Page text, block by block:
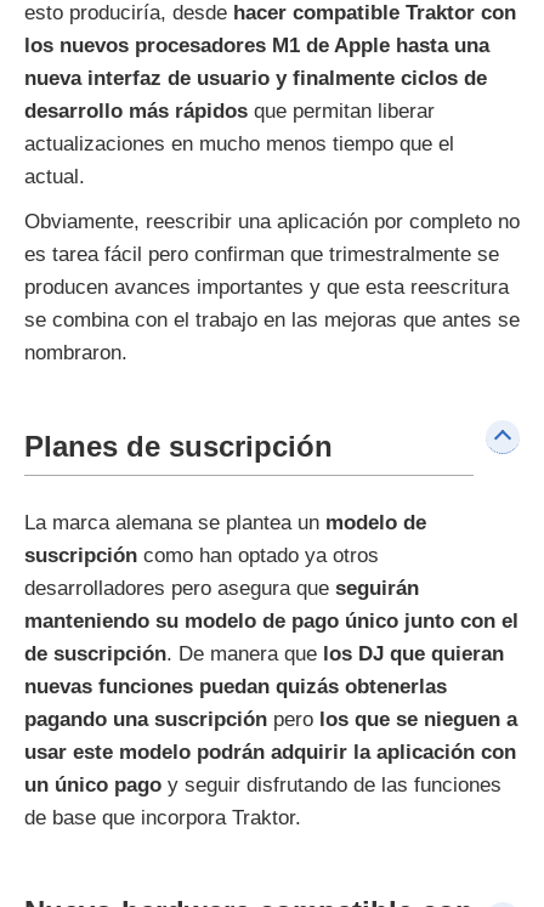
esto produciría, desde hacer compatible Traktor con
los nuevos procesadores M1 de Apple hasta una
nueva interfaz de usuario y finalmente ciclos de
desarrollo más rápidos que permitan liberar
actualizaciones en mucho menos tiempo que el
actual.
Obviamente, reescribir una aplicación por completo no
es tarea fácil pero confirman que trimestralmente se
producen avances importantes y que esta reescritura
se combina con el trabajo en las mejoras que antes se
nombraron.
Planes de suscripción
La marca alemana se plantea un modelo de
suscripción como han optado ya otros
desarrolladores pero asegura que seguirán
manteniendo su modelo de pago único junto con el
de suscripción. De manera que los DJ que quieran
nuevas funciones puedan quizás obtenerlas
pagando una suscripción pero los que se nieguen a
usar este modelo podrán adquirir la aplicación con
un único pago y seguir disfrutando de las funciones
de base que incorpora Traktor.